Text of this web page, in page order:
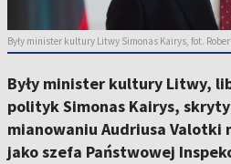
Były minister kultury Litwy Simonas Kairys, fot.
Były minister kultury Litwy,
polityk Simonas Kairys,
mianowaniu Audriusa Valotki
jako szefa Państwowej